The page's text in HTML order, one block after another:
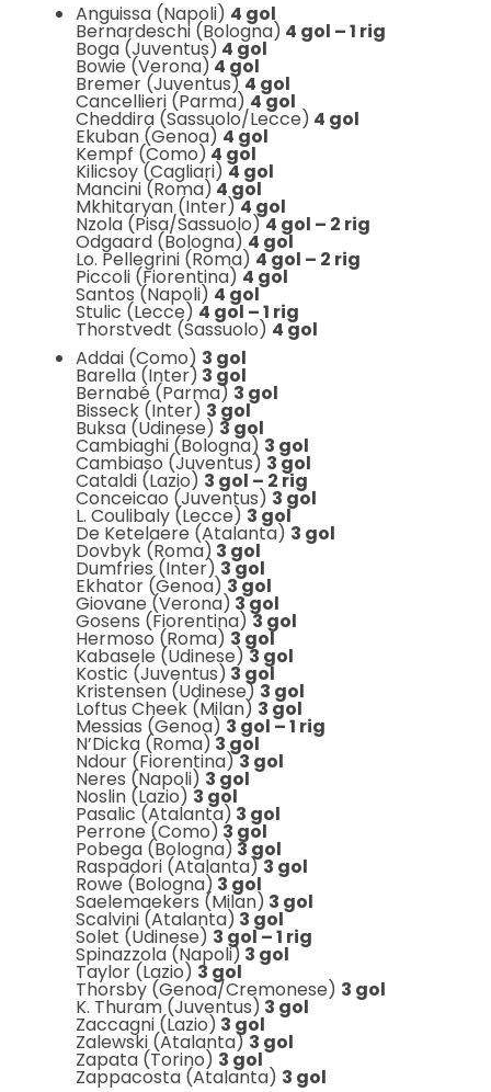
Anguissa (Napoli) 4 gol
Bernardeschi (Bologna) 4 gol – 1 rig
Boga (Juventus) 4 gol
Bowie (Verona)4 gol
Bremer (Juventus) 4 gol
Cancellieri (Parma) 4 gol
Cheddira (Sassuolo/Lecce) 4 gol
Ekuban (Genoa) 4 gol
Kempf (Como) 4 gol
Kilicsoy (Cagliari) 4 gol
Mancini (Roma) 4 gol
Mkhitaryan (Inter)4 gol
Nzola (Pisa/Sassuolo)4 gol – 2 rig
Odgaard (Bologna) 4 gol
Lo. Pellegrini (Roma) 4 gol – 2 rig
Piccoli (Fiorentina) 4 gol
Santos (Napoli) 4 gol
Stulic (Lecce) 4 gol – 1 rig
Thorstvedt (Sassuolo) 4 gol
Addai (Como) 3 gol
Barella (Inter) 3 gol
Bernabé (Parma) 3 gol
Bisseck (Inter) 3 gol
Buksa (Udinese) 3 gol
Cambiaghi (Bologna) 3 gol
Cambiaso (Juventus) 3 gol
Cataldi (Lazio) 3 gol – 2 rig
Conceicao (Juventus) 3 gol
L. Coulibaly (Lecce) 3 gol
De Ketelaere (Atalanta) 3 gol
Dovbyk (Roma) 3 gol
Dumfries (Inter) 3 gol
Ekhator (Genoa) 3 gol
Giovane (Verona) 3 gol
Gosens (Fiorentina)3 gol
Hermoso (Roma) 3 gol
Kabasele (Udinese)3 gol
Kostic (Juventus) 3 gol
Kristensen (Udinese) 3 gol
Loftus Cheek (Milan) 3 gol
Messias (Genoa) 3 gol – 1 rig
N’Dicka (Roma)3 gol
Ndour (Fiorentina)3 gol
Neres (Napoli) 3 gol
Noslin (Lazio) 3 gol
Pasalic (Atalanta) 3 gol
Perrone (Como) 3 gol
Pobega (Bologna) 3 gol
Raspadori (Atalanta)3 gol
Rowe (Bologna) 3 gol
Saelemaekers (Milan) 3 gol
Scalvini (Atalanta) 3 gol
Solet (Udinese) 3 gol – 1 rig
Spinazzola (Napoli) 3 gol
Taylor (Lazio) 3 gol
Thorsby (Genoa/Cremonese) 3 gol
K. Thuram (Juventus) 3 gol
Zaccagni (Lazio) 3 gol
Zalewski (Atalanta)3 gol
Zapata (Torino) 3 gol
Zappacosta (Atalanta) 3 gol